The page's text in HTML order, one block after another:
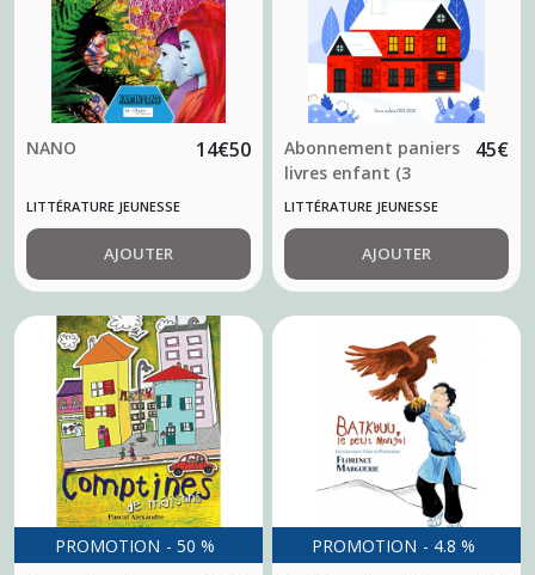
NANO 14€50
LITTÉRATURE JEUNESSE
AJOUTER
Abonnement paniers
livres enfant (3
niveaux)
45€
LITTÉRATURE JEUNESSE
AJOUTER
PROMOTION - 50 %
PROMOTION - 4.8 %